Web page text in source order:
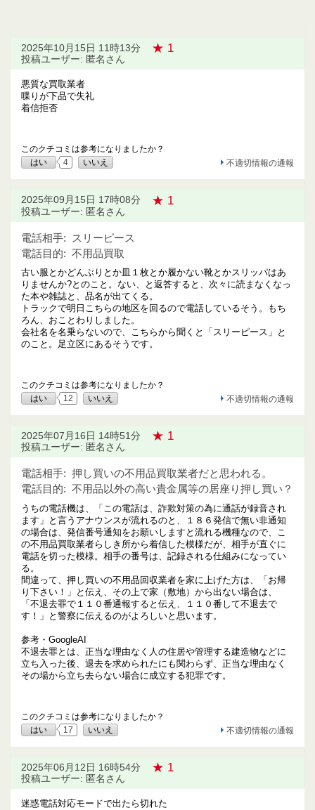
2025年10月15日 11時13分 ★ 1
投稿ユーザー: 匿名さん
悪質な買取業者
喋りが下品で失礼
着信拒否
このクチコミは参考になりましたか？
はい
4 いいえ 不適切情報の通報
2025年09月15日 17時08分 ★ 1
投稿ユーザー: 匿名さん
電話相手:
スリーピース
電話目的: 不用品買取
古い服とかどんぶりとか皿１枚とか履かない靴とかスリッパはあ
りませんか?とのこと。ない、と返答すると、次々に読まなくなっ
た本や雑誌と、品名が出てくる。
トラックで明日こちらの地区を回るので電話しているそう。もち
ろん、おことわりしました。
会社名を名乗らないので、こちらから聞くと「スリーピース」と
のこと。足立区にあるそうです。
このクチコミは参考になりましたか？
はい
12 いいえ 不適切情報の通報
2025年07月16日 14時51分 ★ 1
投稿ユーザー: 匿名さん
電話相手: 押し買いの不用品買取業者だと思われる。
電話目的: 不用品以外の高い貴金属等の居座り押し買い？
うちの電話機は、「この電話は、詐欺対策の為に通話が録音され
ます」と言うアナウンスが流れるのと、１８６発信で無い非通知
の場合は、発信番号通知をお願いしますと流れる機種なので、こ
の不用品買取業者らしき所から着信した模様だが、相手が直ぐに
電話を切った模様。相手の番号は、記録される仕組みになってい
る。
間違って、押し買いの不用品回収業者を家に上げた方は、「お帰
り下さい！」と伝え、その上で家（敷地）から出ない場合は、
「不退去罪で１１０番通報すると伝え、１１０番して不退去で
す！」と警察に伝えるのがよろしいと思います。
参考・GoogleAI
不退去罪とは、正当な理由なく人の住居や管理する建造物などに
立ち入った後、退去を求められたにも関わらず、正当な理由なく
その場から立ち去らない場合に成立する犯罪です。
このクチコミは参考になりましたか？
はい
17 いいえ 不適切情報の通報
2025年06月12日 16時54分 ★ 1
投稿ユーザー: 匿名さん
迷惑電話対応モードで出たら切れた